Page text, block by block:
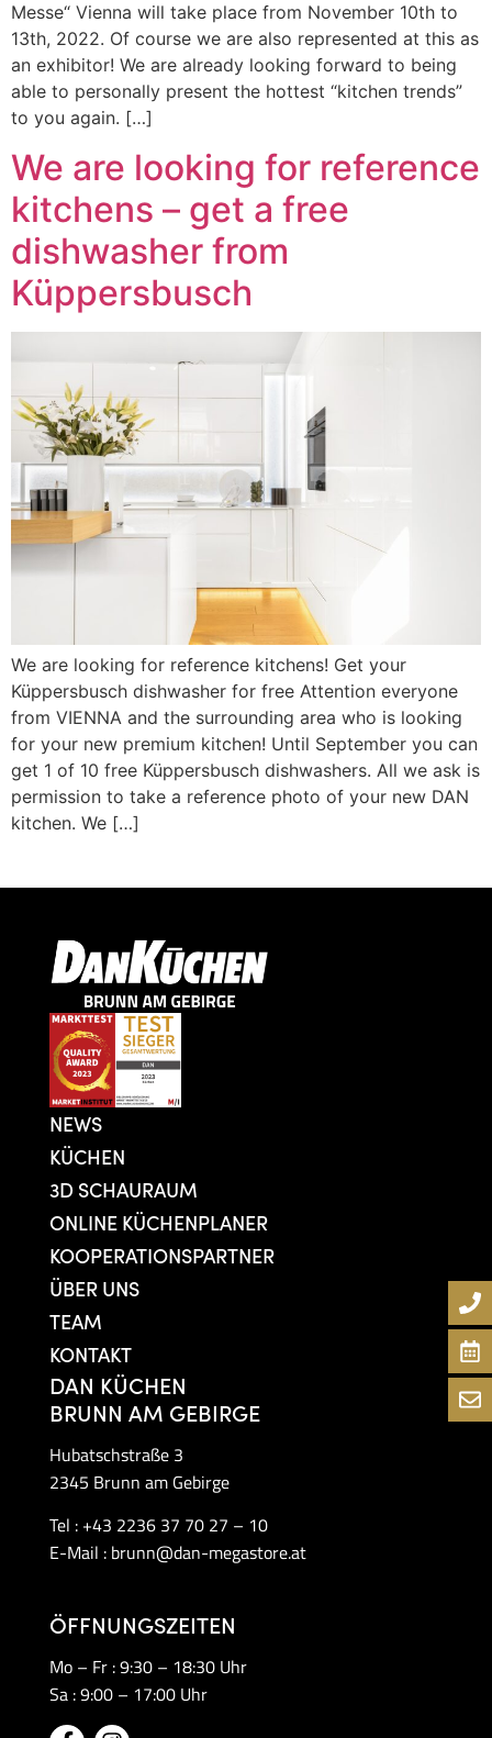
Messe“ Vienna will take place from November 10th to
13th, 2022. Of course we are also represented at this as
an exhibitor! We are already looking forward to being
able to personally present the hottest “kitchen trends”
to you again. […]
We are looking for reference
kitchens – get a free
dishwasher from
Küppersbusch
We are looking for reference kitchens! Get your
Küppersbusch dishwasher for free Attention everyone
from VIENNA and the surrounding area who is looking
for your new premium kitchen! Until September you can
get 1 of 10 free Küppersbusch dishwashers. All we ask is
permission to take a reference photo of your new DAN
kitchen. We […]
NEWS
KÜCHEN
3D SCHAURAUM
ONLINE KÜCHENPLANER
KOOPERATIONSPARTNER
ÜBER UNS
TEAM
KONTAKT
DAN KÜCHEN
BRUNN AM GEBIRGE
Hubatschstraße 3
2345 Brunn am Gebirge
Tel : +43 2236 37 70 27 – 10
E-Mail : brunn@dan-megastore.at
ÖFFNUNGSZEITEN
Mo – Fr : 9:30 – 18:30 Uhr
Sa : 9:00 – 17:00 Uhr